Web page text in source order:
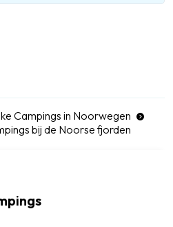
Campings in Noorwegen
bij de Noorse fjorden